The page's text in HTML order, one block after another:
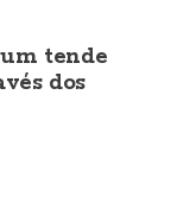
tende
dos